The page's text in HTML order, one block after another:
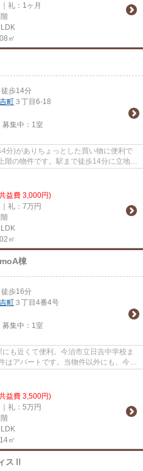
礼：1ヶ月
㎡
徒歩14分
町 ３丁目6-18
集中： 1室
分)がありちょっとした買い物に便利で
階の物件です。駅まで徒歩14分に立地す
益費 3,000円)
礼：7万円
㎡
棟
徒歩16分
町 ３丁目4番4号
集中： 1室
も近くて便利。今治市立日吉中学校ま
はアパートです。当物件以外にも、今治
益費 3,500円)
礼：5万円
㎡
スⅡ